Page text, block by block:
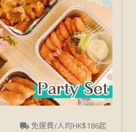
免運費/人均HK$186起